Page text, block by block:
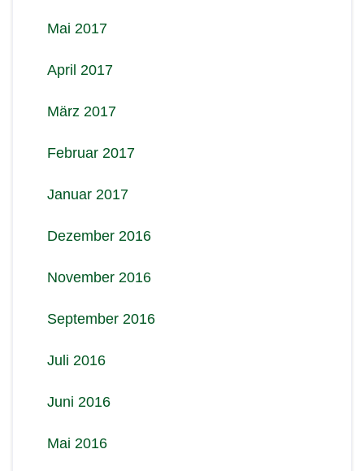
Mai 2017
April 2017
März 2017
Februar 2017
Januar 2017
Dezember 2016
November 2016
September 2016
Juli 2016
Juni 2016
Mai 2016